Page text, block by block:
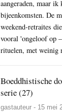
aangeraden, maar
bijeenkomsten. De
weekend-retraites
vooral 'ongeloof op
rituelen, met weinig
Boeddhistische
serie (27)
gastauteur - 15 mei